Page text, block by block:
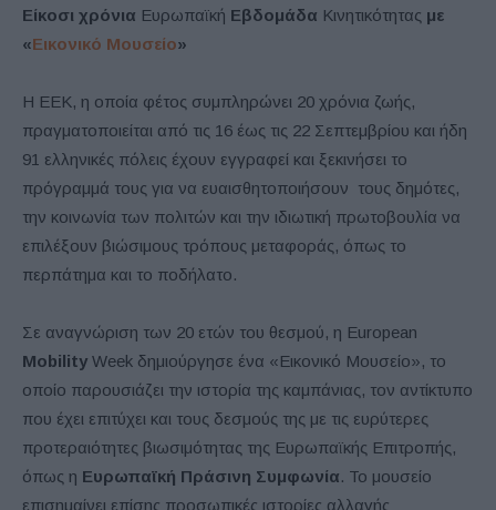
Είκοσι χρόνια Ευρωπαϊκή Εβδομάδα Κινητικότητας με
«Εικονικό Μουσείο»
Η ΕΕΚ, η οποία φέτος συμπληρώνει 20 χρόνια ζωής,
πραγματοποιείται από τις 16 έως τις 22 Σεπτεμβρίου και ήδη
91 ελληνικές πόλεις έχουν εγγραφεί και ξεκινήσει το
πρόγραμμά τους για να ευαισθητοποιήσουν τους δημότες,
την κοινωνία των πολιτών και την ιδιωτική πρωτοβουλία να
επιλέξουν βιώσιμους τρόπους μεταφοράς, όπως το
περπάτημα και το ποδήλατο.
Σε αναγνώριση των 20 ετών του θεσμού, η European
Mobility Week δημιούργησε ένα «Εικονικό Μουσείο», το
οποίο παρουσιάζει την ιστορία της καμπάνιας, τον αντίκτυπο
που έχει επιτύχει και τους δεσμούς της με τις ευρύτερες
προτεραιότητες βιωσιμότητας της Ευρωπαϊκής Επιτροπής,
όπως η Ευρωπαϊκή Πράσινη Συμφωνία. Το μουσείο
επισημαίνει επίσης προσωπικές ιστορίες αλλαγής